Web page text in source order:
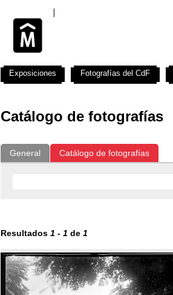
Catálogo de fotografías
General Catálogo de fotografías
Resultados 1 - 1 de 1
Exposiciones Fotografías del CdF